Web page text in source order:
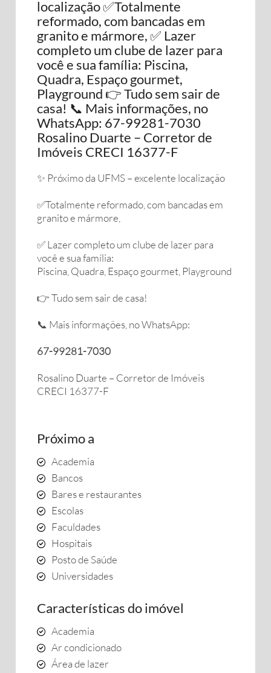
localização ✅Totalmente
reformado, com bancadas em
granito e mármore, ✅ Lazer
completo um clube de lazer para
você e sua família: Piscina,
Quadra, Espaço gourmet,
Playground 👉 Tudo sem sair de
casa! 📞 Mais informações, no
WhatsApp: 67-99281-7030
Rosalino Duarte – Corretor de
Imóveis CRECI 16377-F
✨ Próximo da UFMS – excelente localização
✅Totalmente reformado, com bancadas em
granito e mármore,
✅ Lazer completo um clube de lazer para
você e sua família:
Piscina, Quadra, Espaço gourmet, Playground
👉 Tudo sem sair de casa!
📞 Mais informações, no WhatsApp:
67-99281-7030
Rosalino Duarte – Corretor de Imóveis
CRECI 16377-F
Próximo a
Academia
Bancos
Bares e restaurantes
Escolas
Faculdades
Hospitais
Posto de Saúde
Universidades
Características do imóvel
Academia
Ar condicionado
Área de lazer